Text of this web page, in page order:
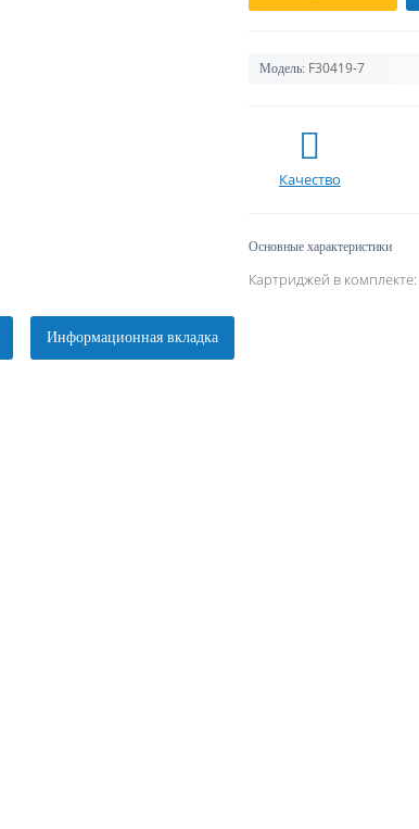
Модель: F30419-7
Качество
Основные характеристики
Картриджей в комплекте:
Информационная вкладка